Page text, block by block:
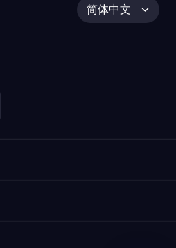
简体中文